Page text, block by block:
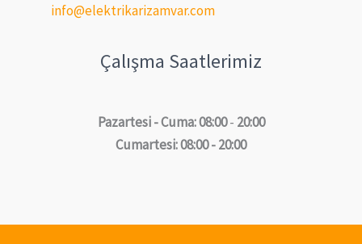
info@elektrikarizamvar.com
Çalışma Saatlerimiz
Pazartesi - Cuma: 08:00- 20:00
Cumartesi: 08:00 - 20:00